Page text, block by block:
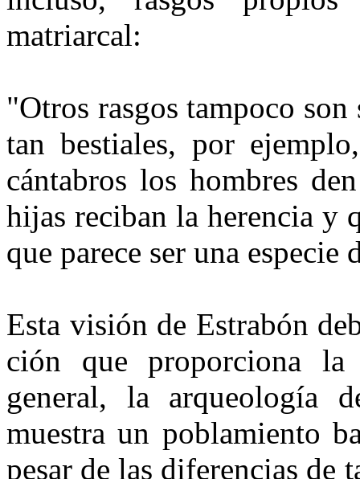
matriarcal:
"Otros rasgos tampoco
tan bestiales, por
cánta­bros los hombres
hijas reci­ban la herencia y
que parece ser una
Esta visión de Estrabón
ción que proporciona la
general, la arqueología
muestra un poblamiento
pesar de las dife­rencias de